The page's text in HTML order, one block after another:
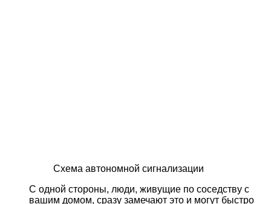
Схема автономной сигнализации
С одной стороны, люди, живущие по соседству с
вашим домом, сразу замечают это и могут быстро